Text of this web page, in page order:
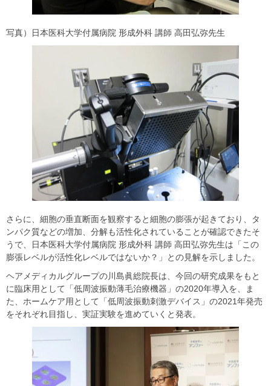
写真）日本医科大学付属病院 形成外科 講師 高田弘弥先生
さらに、細胞の垂直断面を観察すると細胞の膨張が起きており、タ
ンパク質などの増加、分解も活性化されていることが確認できたそ
うで、日本医科大学付属病院 形成外科 講師 高田弘弥先生は「この
膨張レベルが活性化レベルではないか？」との見解を示しました。
ヘアメディカルグループの川島眞総院長は、今回の研究成果をもと
に臨床用として「低周波振動薄毛治療機器」の2020年導入を、ま
た、ホームケア用として「低周波振動刺激デバイス」の2021年発売
をそれぞれ目指し、実証実験を進めていくと発表。